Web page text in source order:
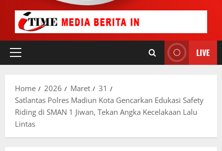
Primary
LIVE
Home 2026 Maret
31
Satlantas Polres Madiun Kota Gencarkan Edukasi Safety
Riding di SMAN 1 Jiwan, Tekan Angka Kecelakaan Lalu
Lintas